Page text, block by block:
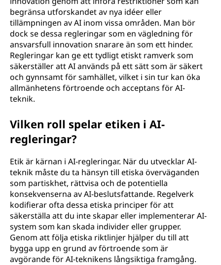
begränsa utforskandet av nya idéer eller
tillämpningen av AI inom vissa områden. Man bör
dock se dessa regleringar som en vägledning för
ansvarsfull innovation snarare än som ett hinder.
Regleringar kan ge ett tydligt etiskt ramverk som
säkerställer att AI används på ett sätt som är säkert
och gynnsamt för samhället, vilket i sin tur kan öka
allmänhetens förtroende och acceptans för AI-
teknik.
Vilken roll spelar etiken i AI-
regleringar?
Etik är kärnan i AI-regleringar. När du utvecklar AI-
teknik måste du ta hänsyn till etiska överväganden
som partiskhet, rättvisa och de potentiella
konsekvenserna av AI-beslutsfattande. Regelverk
kodifierar ofta dessa etiska principer för att
säkerställa att du inte skapar eller implementerar AI-
system som kan skada individer eller grupper.
Genom att följa etiska riktlinjer hjälper du till att
bygga upp en grund av förtroende som är
avgörande för AI-teknikens långsiktiga framgång.